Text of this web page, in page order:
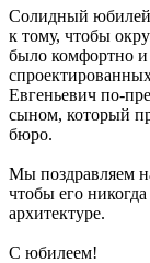
Солидный юбилей
к тому, чтобы
было комфортно и
Евгеньевич по-
сыном, который
бюро.
Мы поздравляем
чтобы его
архитектуре.
С юбилеем!